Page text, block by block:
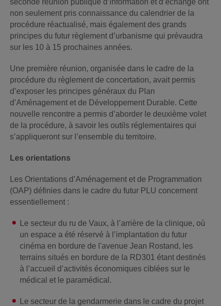
seconde réunion publique d’information et d’échange ont
non seulement pris connaissance du calendrier de la
procédure réactualisé, mais également des grands
principes du futur règlement d’urbanisme qui prévaudra
sur les 10 à 15 prochaines années.
Une première réunion, organisée dans le cadre de la
procédure du règlement de concertation, avait permis
d’exposer les principes généraux du Plan
d’Aménagement et de Développement Durable. Cette
nouvelle rencontre a permis d’aborder le deuxième volet
de la procédure, à savoir les outils réglementaires qui
s’appliqueront sur l’ensemble du territoire.
Les orientations
Les Orientations d’Aménagement et de Programmation
(OAP) définies dans le cadre du futur PLU concernent
essentiellement :
Le secteur du ru de Vaux, à l’arrière de la clinique, où
un espace a été réservé à l’implantation du futur
cinéma en bordure de l'avenue Jean Rostand, les
terrains situés en bordure de la RD301 étant destinés
à l’accueil d’activités économiques ciblées sur le
médical et le paramédical.
Le secteur de la gendarmerie dans le cadre du projet